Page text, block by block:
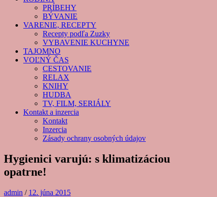
PRÍBEHY
BÝVANIE
VARENIE, RECEPTY
Recepty podľa Zuzky
VYBAVENIE KUCHYNE
TAJOMNO
VOĽNÝ ČAS
CESTOVANIE
RELAX
KNIHY
HUDBA
TV, FILM, SERIÁLY
Kontakt a inzercia
Kontakt
Inzercia
Zásady ochrany osobných údajov
Hygienici varujú: s klimatizáciou
opatrne!
admin / 12. júna 2015